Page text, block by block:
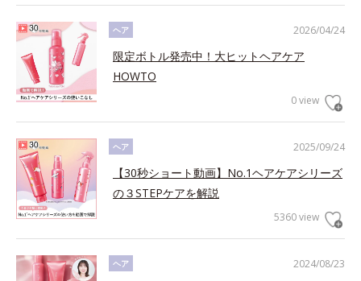
2026/04/24
ヘア
限定ボトル発売中！大ヒットヘアケア
HOWTO
0 view
2025/09/24
ヘア
【30秒ショート動画】No.1ヘアケアシリーズ
の３STEPケアを解説
5360 view
2024/08/23
ヘア